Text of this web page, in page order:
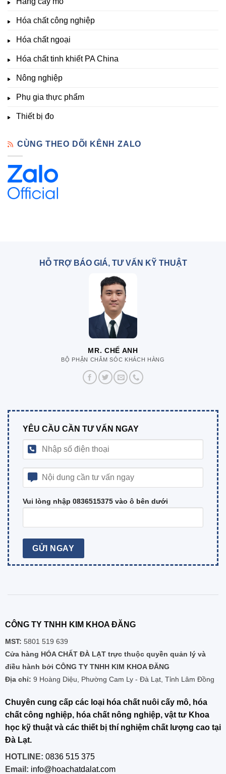
Chất
Hóa chất công nghiệp
Hóa chất ngoại
Hóa chất tinh khiết PA China
Nông nghiệp
Phụ gia thực phẩm
Thiết bị đo
CÙNG THEO DÕI KÊNH ZALO
HỖ TRỢ BÁO GIÁ, TƯ VẤN KỸ THUẬT
MR. CHẾ ANH
BỘ PHẬN CHĂM SÓC KHÁCH HÀNG
YÊU CẦU CẦN TƯ VẤN NGAY
Vui lòng nhập 0836515375 vào ô bên dưới
CÔNG TY TNHH KIM KHOA ĐĂNG
MST: 5801 519 639
Cửa hàng HÓA CHẤT ĐÀ LẠT trực thuộc quyền quản lý và
điều hành bởi CÔNG TY TNHH KIM KHOA ĐĂNG
Địa chỉ: 9 Hoàng Diệu, Phường Cam Ly - Đà Lạt, Tỉnh Lâm Đồng
Chuyên cung cấp các loại hóa chất nuôi cấy mô, hóa
chất công nghiệp, hóa chất nông nghiệp, vật tư Khoa
học kỹ thuật và các thiết bị thí nghiệm chất lượng cao tại
Đà Lạt.
HOTLINE: 0836 515 375
Email: info@hoachatdalat.com